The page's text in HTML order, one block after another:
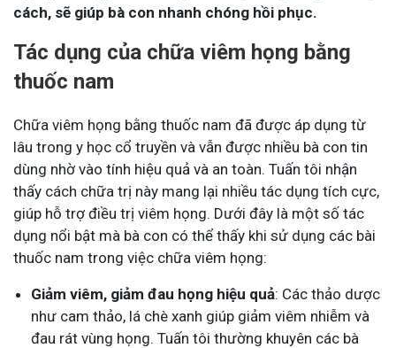
cách, sẽ giúp bà con nhanh chóng hồi phục.
Tác dụng của chữa viêm họng bằng
thuốc nam
Chữa viêm họng bằng thuốc nam đã được áp dụng từ
lâu trong y học cổ truyền và vẫn được nhiều bà con tin
dùng nhờ vào tính hiệu quả và an toàn. Tuấn tôi nhận
thấy cách chữa trị này mang lại nhiều tác dụng tích cực,
giúp hỗ trợ điều trị viêm họng. Dưới đây là một số tác
dụng nổi bật mà bà con có thể thấy khi sử dụng các bài
thuốc nam trong việc chữa viêm họng:
Giảm viêm, giảm đau họng hiệu quả: Các thảo dược
như cam thảo, lá chè xanh giúp giảm viêm nhiễm và
đau rát vùng họng. Tuấn tôi thường khuyên các bà